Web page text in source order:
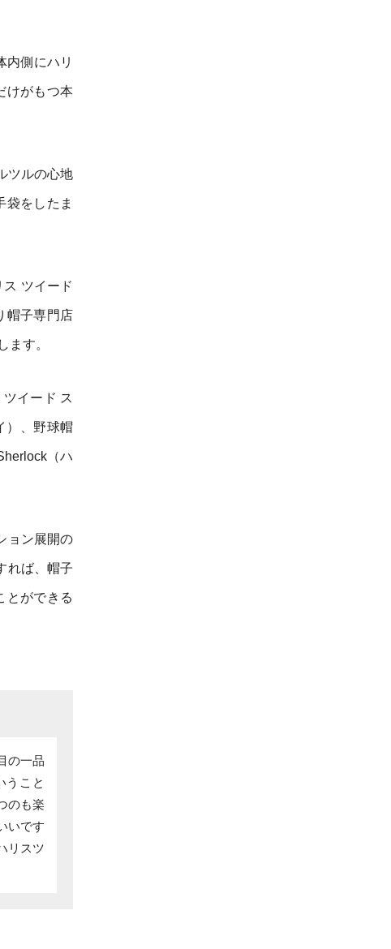
内側にハリ
けがもつ本
ツルの心地
袋をしたま
ツイード
帽子専門店
ます。
イード ス
）、野球帽
（ハ
ョン展開の
れば、帽子
とができる
の一品
うこと
のも楽
いです
リスツ